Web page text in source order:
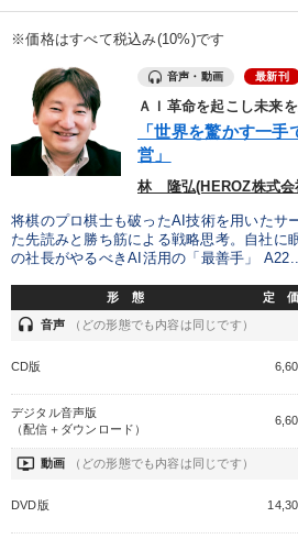
ます
優秀各社の智恵と戦略 事業家のロ
若手異才経営者の発想
リーダーの器量を学ぶ
テーマ
「利上げ時代の最新・銀行対策」＋「
予測と株式投資」最新刊
【2026年7月】音声・映像ご案内商品
全国経営者セミナー収録〈売れ筋・人気
評講話
147回春季大会 【5月】音声・映像
※価格はすべて税込み(10%)です
音声・動画 最新刊
ＡＩ革命を起こし未来
「世界を驚かす一
営」
林 隆弘(HEROZ株式会
将棋のプロ棋士も破ったAI技術を用いたサ
た先読みと勝ち筋による戦略思考。自社に
の社長がやるべきAI活用の「最善手」 A22...
形 態 定 価
headset 音声 （どの形態でも内容は同じです）
CD版
デジタル音声版
（配信＋ダウンロード）
ondemand_video 動画 （どの形態でも内容は同じです）
DVD版